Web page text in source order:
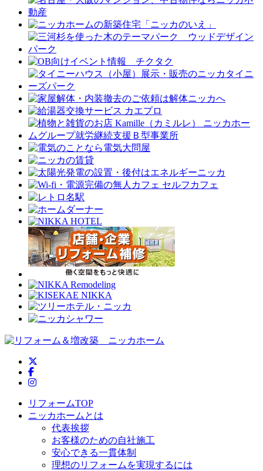
ニッカホーム公式Facebook
ニッカホーム公式Instagram
リフォームTOP
ニッカホームとは
代表挨拶
お客様のための自社施工
安心できる一貫体制
理想のリフォームを実現するには